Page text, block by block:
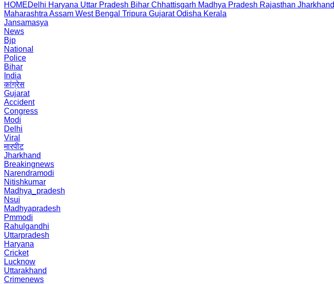
HOMEDelhi Haryana Uttar Pradesh Bihar Chhattisgarh Madhya Pradesh Rajasthan Jharkhand
Maharashtra Assam West Bengal Tripura Gujarat Odisha Kerala
Jansamasya
News
Bjp
National
Police
Bihar
India
कांग्रेस
Gujarat
Accident
Congress
Modi
Delhi
Viral
मारपीट
Jharkhand
Breakingnews
Narendramodi
Nitishkumar
Madhya_pradesh
Nsui
Madhyapradesh
Pmmodi
Rahulgandhi
Uttarpradesh
Haryana
Cricket
Lucknow
Uttarakhand
Crimenews